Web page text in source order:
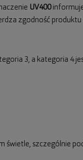
UV400
zgodność produktu
3, a kategoria 4
świetle, szczególnie